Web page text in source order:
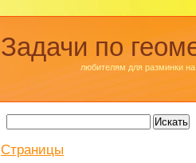
Задачи по
любителям для разминки на
Страницы